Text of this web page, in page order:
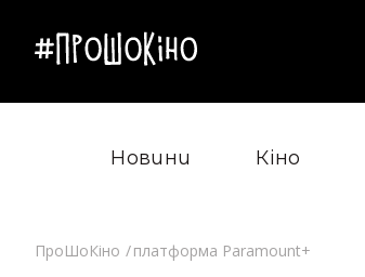
Новини Кіно
ПроШоКіно платформа Paramount+